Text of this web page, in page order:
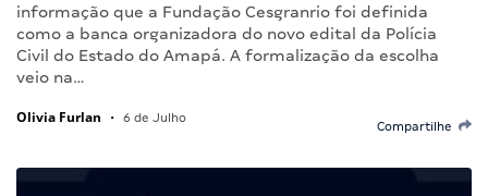
informação que a Fundação Cesgranrio foi definida
como a banca organizadora do novo edital da Polícia
Civil do Estado do Amapá. A formalização da escolha
veio na…
Olivia Furlan • 6 de Julho
Compartilhe